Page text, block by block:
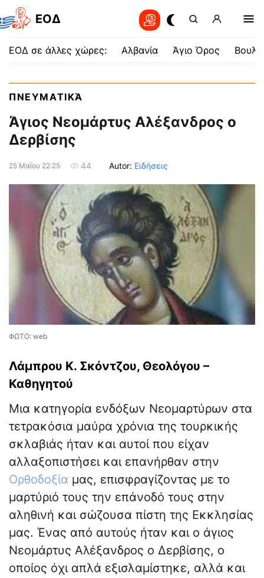
EOΔ
ΕΟΔ σε άλλες χώρες: Αλβανία Άγιο Όρος
ΠΝΕΥΜΑΤΙΚΆ
Άγιος Νεομάρτυς Αλέξανδρος ο
Δερβίσης
25 Μαΐου 22:25 44 Autor: Ειδήσεις
ΦΩΤΟ: web
Λάμπρου Κ. Σκόντζου, Θεολόγου –
Καθηγητού
Μια κατηγορία ενδόξων Νεομαρτύρων στα
τετρακόσια μαύρα χρόνια της τουρκικής
σκλαβιάς ήταν και αυτοί που είχαν
αλλαξοπιστήσει και επανήρθαν στην
Ορθοδοξία μας, επισφραγίζοντας με το
μαρτύριό τους την επάνοδό τους στην
αληθινή και σώζουσα πίστη της Εκκλησίας
μας. Ένας από αυτούς ήταν και ο άγιος
Νεομάρτυς Αλέξανδρος ο Δερβίσης, ο
οποίος όχι απλά εξισλαμίστηκε, αλλά και